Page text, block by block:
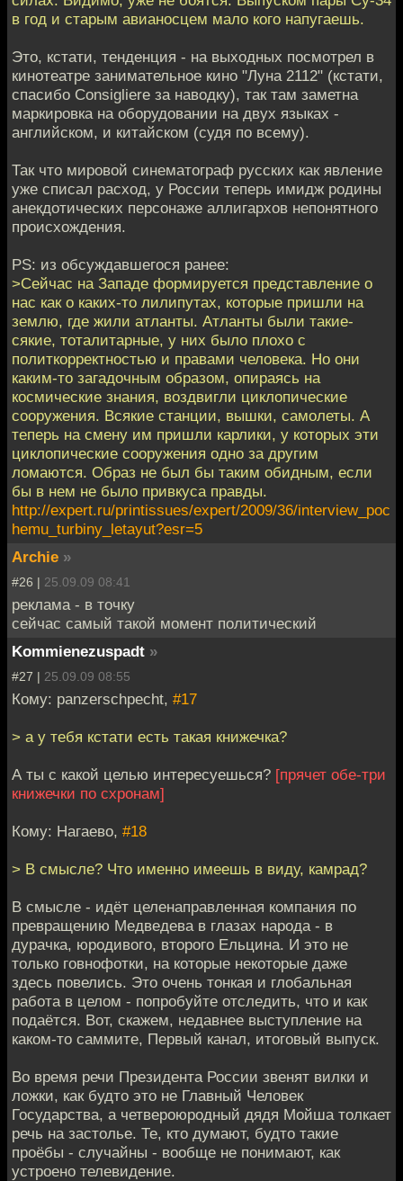
в год и старым авианосцем мало кого напугаешь.
Это, кстати, тенденция - на выходных посмотрел в
кинотеатре занимательное кино "Луна 2112" (кстати,
спасибо Consigliere за наводку), так там заметна
маркировка на оборудовании на двух языках -
английском, и китайском (судя по всему).
Так что мировой синематограф русских как явление
уже списал расход, у России теперь имидж родины
анекдотических персонаже аллигархов непонятного
происхождения.
PS: из обсуждавшегося ранее:
>Сейчас на Западе формируется представление о
нас как о каких-то лилипутах, которые пришли на
землю, где жили атланты. Атланты были такие-
сякие, тоталитарные, у них было плохо с
политкорректностью и правами человека. Но они
каким-то загадочным образом, опираясь на
космические знания, воздвигли циклопические
сооружения. Всякие станции, вышки, самолеты. А
теперь на смену им пришли карлики, у которых эти
циклопические сооружения одно за другим
ломаются. Образ не был бы таким обидным, если
бы в нем не было привкуса правды.
http://expert.ru/printissues/expert/2009/36/interview_poc
hemu_turbiny_letayut?esr=5
Archie »
#26 | 25.09.09 08:41
реклама - в точку
сейчас самый такой момент политический
Kommienezuspadt »
#27 | 25.09.09 08:55
Кому: panzerschpecht, #17
> а у тебя кстати есть такая книжечка?
А ты с какой целью интересуешься? [прячет обе-три
книжечки по схронам]
Кому: Нагаево, #18
> В смысле? Что именно имеешь в виду, камрад?
В смысле - идёт целенаправленная компания по
превращению Медведева в глазах народа - в
дурачка, юродивого, второго Ельцина. И это не
только говнофотки, на которые некоторые даже
здесь повелись. Это очень тонкая и глобальная
работа в целом - попробуйте отследить, что и как
подаётся. Вот, скажем, недавнее выступление на
каком-то саммите, Первый канал, итоговый выпуск.
Во время речи Президента России звенят вилки и
ложки, как будто это не Главный Человек
Государства, а четвероюродный дядя Мойша толкает
речь на застолье. Те, кто думают, будто такие
проёбы - случайны - вообще не понимают, как
устроено телевидение.